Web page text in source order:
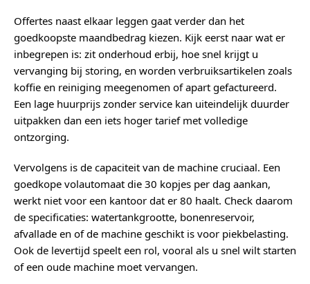
Offertes naast elkaar leggen gaat verder dan het
goedkoopste maandbedrag kiezen. Kijk eerst naar wat er
inbegrepen is: zit onderhoud erbij, hoe snel krijgt u
vervanging bij storing, en worden verbruiksartikelen zoals
koffie en reiniging meegenomen of apart gefactureerd.
Een lage huurprijs zonder service kan uiteindelijk duurder
uitpakken dan een iets hoger tarief met volledige
ontzorging.
Vervolgens is de capaciteit van de machine cruciaal. Een
goedkope volautomaat die 30 kopjes per dag aankan,
werkt niet voor een kantoor dat er 80 haalt. Check daarom
de specificaties: watertankgrootte, bonenreservoir,
afvallade en of de machine geschikt is voor piekbelasting.
Ook de levertijd speelt een rol, vooral als u snel wilt starten
of een oude machine moet vervangen.